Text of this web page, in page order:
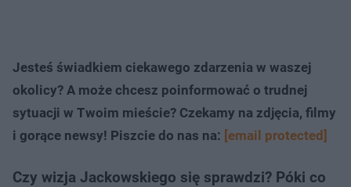
Jesteś świadkiem ciekawego zdarzenia w waszej
okolicy? A może chcesz poinformować o trudnej
sytuacji w Twoim mieście? Czekamy na zdjęcia, filmy
i gorące newsy! Piszcie do nas na: [email protected]
Czy wizja Jackowskiego się sprawdzi? Póki co